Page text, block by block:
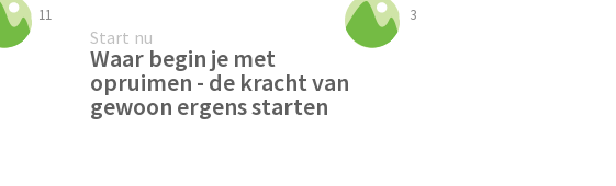
11 3
Start nu
Waar begin je met
opruimen - de kracht van
gewoon ergens starten